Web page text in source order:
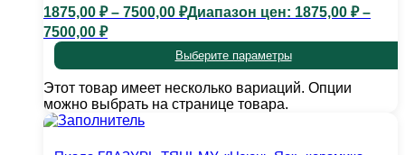
1875,00 ₽ – 7500,00 ₽Диапазон цен: 1875,00 ₽ –
7500,00 ₽
Выберите параметры
Этот товар имеет несколько вариаций. Опции
можно выбрать на странице товара.